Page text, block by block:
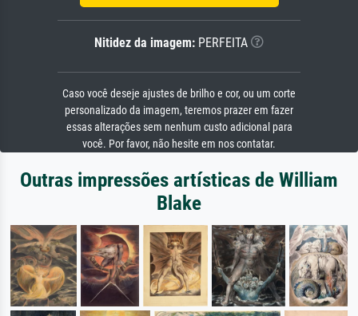
Nitidez da imagem: PERFEITA
Caso você deseje ajustes de brilho e cor, ou um corte
personalizado da imagem, teremos prazer em fazer
essas alterações sem nenhum custo adicional para
você. Por favor, não hesite em nos contatar.
Outras impressões artísticas de William
Blake